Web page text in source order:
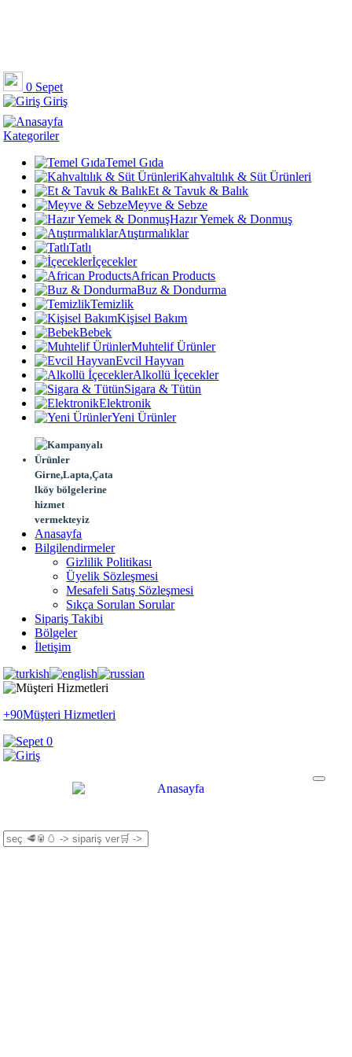
0 Sepet
Giriş
Kategoriler
Temel Gıda
Kahvaltılık & Süt Ürünleri
Et & Tavuk & Balık
Meyve & Sebze
Hazır Yemek & Donmuş
Atıştırmalıklar
Tatlı
İçecekler
African Products
Buz & Dondurma
Temizlik
Kişisel Bakım
Bebek
Muhtelif Ürünler
Evcil Hayvan
Alkollü İçecekler
Sigara & Tütün
Elektronik
Yeni Ürünler
Girne,Lapta,Çata
lköy bölgelerine
hizmet
vermekteyiz
Anasayfa
Bilgilendirmeler
Gizlilik Politikası
Üyelik Sözleşmesi
Mesafeli Satış Sözleşmesi
Sıkça Sorulan Sorular
Sipariş Takibi
Bölgeler
İletişim
+90Müşteri Hizmetleri
0